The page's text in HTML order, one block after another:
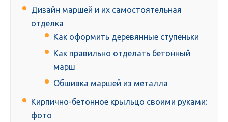
Дизайн маршей и их самостоятельная
отделка
Как оформить деревянные ступеньки
Как правильно отделать бетонный
марш
Обшивка маршей из металла
Кирпично-бетонное крыльцо своими руками:
фото